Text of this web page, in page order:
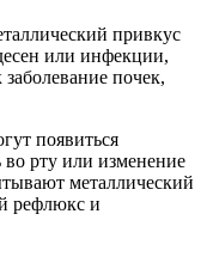
привкус
или инфекции,
почек,
появиться
во рту или изменение
металлический
рефлюкс и